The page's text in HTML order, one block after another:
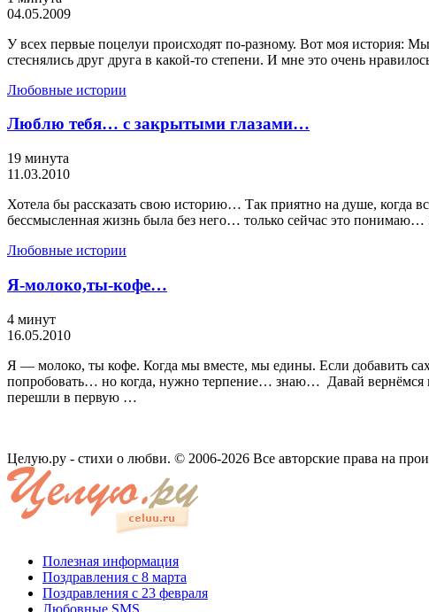
04.05.2009
У всех первые поцелуи происходят по-разному. Вот моя история:
стеснялись друг друга в какой-то степени. И мне это очень
Любовные истории
Люблю тебя… с закрытыми глазами…
19 минута
11.03.2010
Хотела бы рассказать свою историю… Так приятно на душе, когда
бессмысленная жизнь была без него… только сейчас это
Любовные истории
Я-молоко,ты-кофе…
4 минут
16.05.2010
Я — молоко, ты кофе. Когда мы вместе, мы едины. Если добавить
попробовать… но когда, нужно терпение… знаю… Давай вернёмся
перешли в первую …
Целую.ру - стихи о любви. © 2006-2026 Все авторские права на
Полезная информация
Поздравления с 8 марта
Поздравления с 23 февраля
Любовные SMS